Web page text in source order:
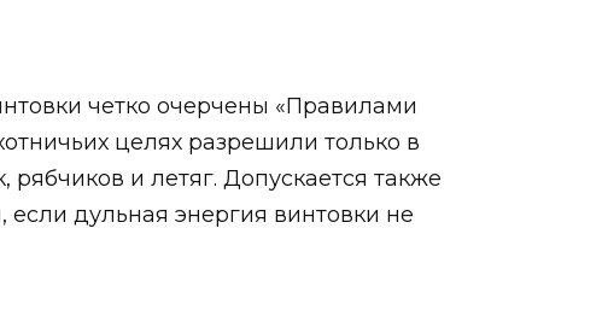
четко очерчены «Правилами
целях разрешили только в
и летяг. Допускается также
если дульная энергия винтовки не